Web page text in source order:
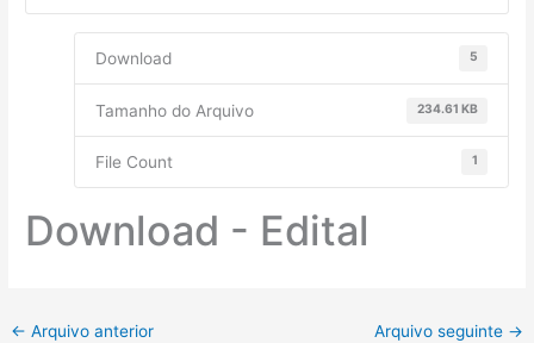
Download 5
Tamanho do Arquivo 234.61 KB
File Count 1
Download - Edital
← Arquivo anterior Arquivo seguinte →